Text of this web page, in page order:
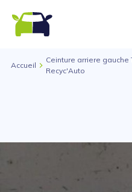
Accueil
Ceinture arriere gauche
Recyc'Auto